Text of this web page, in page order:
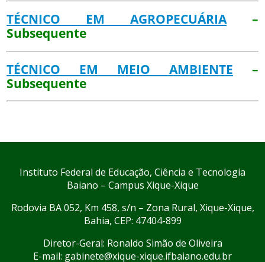
TÉCNICO EM AGROPECUÁRIA–
Subsequente
TÉCNICO EM MEIO AMBIENTE
–
Subsequente
Instituto Federal de Educação, Ciência e Tecnologia
Baiano – Campus Xique-Xique
Rodovia BA 052, Km 458, s/n – Zona Rural, Xique-Xique,
Bahia, CEP: 47404-899
Diretor-Geral: Ronaldo Simão de Oliveira
E-mail: gabinete@xique-xique.ifbaiano.edu.br